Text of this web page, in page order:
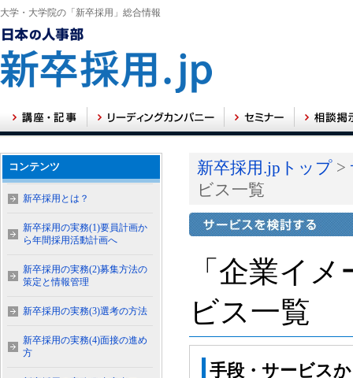
大学・大学院の「新卒採用」総合情報
新卒採用.jpトップ >
ビス一覧
「企業イ
ビス一覧
手段・サービス
コンテンツ
新卒採用とは？
新卒採用の実務(1)要員計画か
ら年間採用活動計画へ
新卒採用の実務(2)募集方法の
策定と情報管理
新卒採用の実務(3)選考の方法
新卒採用の実務(4)面接の進め
方